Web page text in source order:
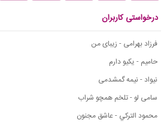
درخواستی کاربران
فرزاد بهرامی - زیبای من
حامیم - یکیو دارم
نیواد - نیمه گمشدمی
سامی لو - تلخم همچو شراب
محمود التركي - عاشق مجنون